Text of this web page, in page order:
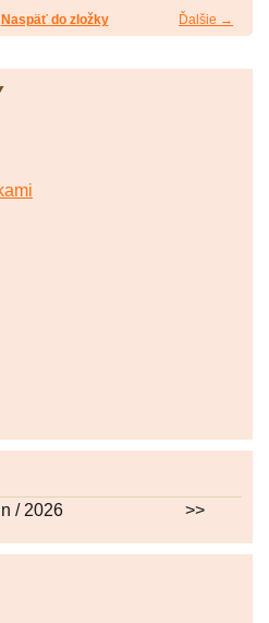
Ďalšie →
Naspäť do zložky
/ 2026 >>